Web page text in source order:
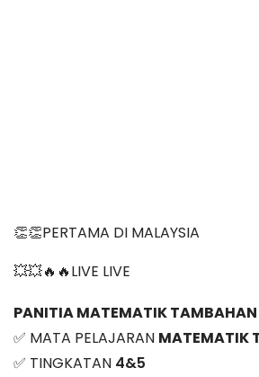
👏👏PERTAMA DI MALAYSIA
💥💥🔥🔥LIVE LIVE
PANITIA MATEMATIK TAMBAHAN
✅ MATA PELAJARAN MATEMATIK
✅ TINGKATAN 4&5